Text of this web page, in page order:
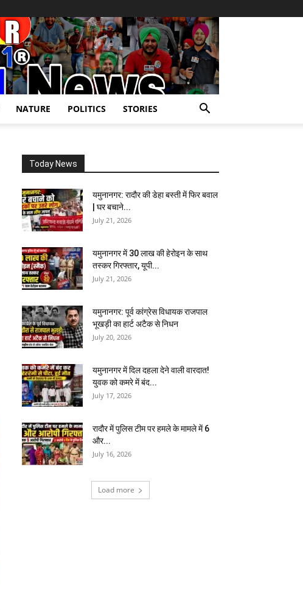
NATURE POLITICS STORIES
Today News
यमुनानगर: रादौर की डेहा बस्ती में फिर बवाल
| घर बचाने...
July 21, 2026
यमुनानगर में 30 लाख की हेरोइन के साथ
तस्कर गिरफ्तार, यूपी...
July 21, 2026
यमुनानगर: पूर्व कांग्रेस विधायक राजपाल
भूखड़ी का हार्ट अटैक से निधन
July 20, 2026
यमुनानगर में दिल दहला देने वाली वारदात!
युवक को कमरे में बंद...
July 17, 2026
रादौर में पुलिस टीम पर हमले के मामले में 6
और...
July 16, 2026
Load more